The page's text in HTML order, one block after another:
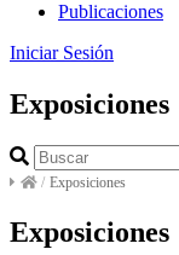
Publicaciones
Iniciar Sesión
Exposiciones
/ Exposiciones
Exposiciones